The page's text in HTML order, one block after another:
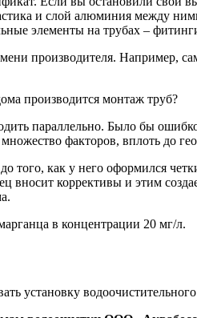
и слой алюминия между
элементы на трубах –
производителя. Например,
производится монтаж труб?
параллельно. Было бы
факторов, вплоть до
того, как у него оформился
вносит коррективы и этим
установку